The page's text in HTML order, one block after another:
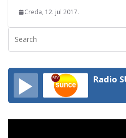
Creda, 12. jul 2017.
Radio